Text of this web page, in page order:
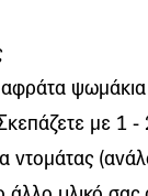
με
ντομάτας